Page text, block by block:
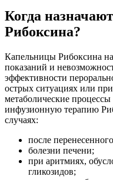
Когда
Рибоксина?
Капельницы Рибоксина
показаний и
эффективности
острых ситуациях или
метаболические
инфузионную терапию
случаях:
после
болезни печени;
при аритмиях,
гликозидов;